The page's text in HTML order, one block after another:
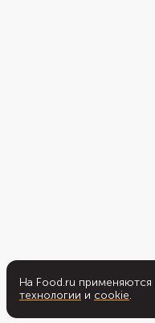
На Food.ru применяются
технологии и cookie.